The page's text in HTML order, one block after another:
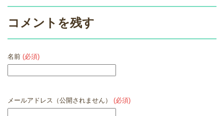
コメントを残す
名前 (必須)
メールアドレス（公開されません） (必須)